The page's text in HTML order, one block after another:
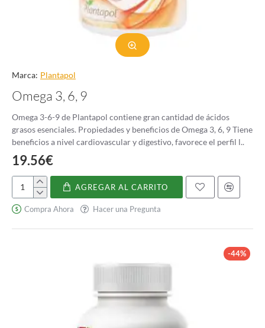
Marca: Plantapol
Omega 3, 6, 9
Omega 3-6-9 de Plantapol contiene gran cantidad de ácidos
grasos esenciales. Propiedades y beneficios de Omega 3, 6, 9 Tiene
beneficios a nivel cardiovascular y digestivo, favorece el perfil l..
19.56€
Omega
3,
6,
9
AGREGAR AL CARRITO
Compra Ahora Hacer una Pregunta
-44%